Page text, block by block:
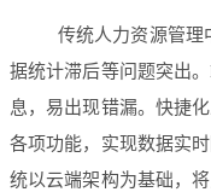
传统人力资源管理
据统计滞后等问题突出
息，易出现错漏。快捷
各项功能，实现数据实
统以云端架构为基础，